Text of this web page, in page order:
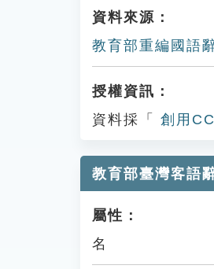
資料來源：
教育部重編國語
授權資訊：
資料採「
創用
教育部臺灣客語
屬性：
名